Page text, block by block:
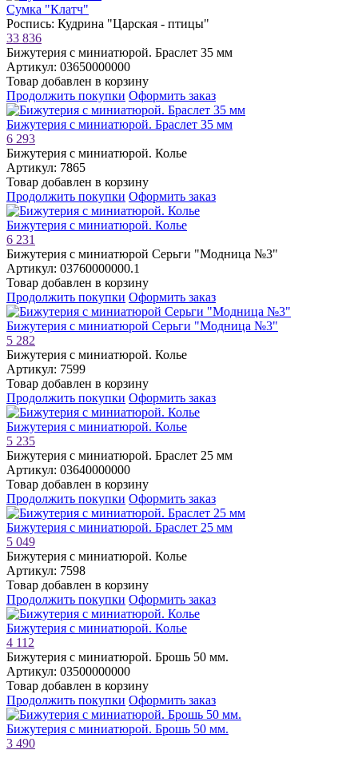
Сумка "Клатч"
Роспись: Кудрина "Царская - птицы"
33 836
Бижутерия с миниатюрой. Браслет 35 мм
Артикул: 03650000000
Товар добавлен в корзину
Продолжить покупки Оформить заказ
Бижутерия с миниатюрой. Браслет 35 мм
6 293
Бижутерия с миниатюрой. Колье
Артикул: 7865
Товар добавлен в корзину
Продолжить покупки Оформить заказ
Бижутерия с миниатюрой. Колье
6 231
Бижутерия с миниатюрой Серьги "Модница №3"
Артикул: 03760000000.1
Товар добавлен в корзину
Продолжить покупки Оформить заказ
Бижутерия с миниатюрой Серьги "Модница №3"
5 282
Бижутерия с миниатюрой. Колье
Артикул: 7599
Товар добавлен в корзину
Продолжить покупки Оформить заказ
Бижутерия с миниатюрой. Колье
5 235
Бижутерия с миниатюрой. Браслет 25 мм
Артикул: 03640000000
Товар добавлен в корзину
Продолжить покупки Оформить заказ
Бижутерия с миниатюрой. Браслет 25 мм
5 049
Бижутерия с миниатюрой. Колье
Артикул: 7598
Товар добавлен в корзину
Продолжить покупки Оформить заказ
Бижутерия с миниатюрой. Колье
4 112
Бижутерия с миниатюрой. Брошь 50 мм.
Артикул: 03500000000
Товар добавлен в корзину
Продолжить покупки Оформить заказ
Бижутерия с миниатюрой. Брошь 50 мм.
3 490